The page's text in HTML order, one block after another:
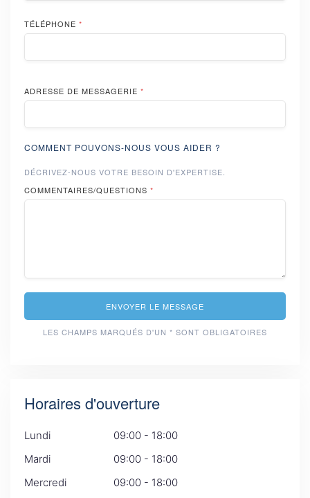
TÉLÉPHONE *
ADRESSE DE MESSAGERIE *
COMMENT POUVONS-NOUS VOUS AIDER ?
DÉCRIVEZ-NOUS VOTRE BESOIN D'EXPERTISE.
COMMENTAIRES/QUESTIONS *
ENVOYER LE MESSAGE
LES CHAMPS MARQUÉS D'UN * SONT OBLIGATOIRES
Horaires d'ouverture
Lundi
09:00 - 18:00
Mardi
09:00 - 18:00
Mercredi
09:00 - 18:00